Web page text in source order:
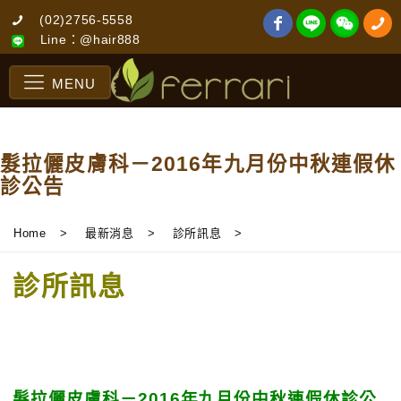
(02)2756-5558
Line：@hair888
MENU
髮拉儷皮膚科－2016年九月份中秋連假休
診公告
Home > 最新消息 > 診所訊息 >
診所訊息